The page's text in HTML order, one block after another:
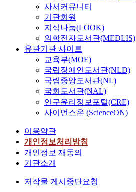
사서커뮤니티
기관회원
지식나눔(LOOK)
의학전자도서관(MEDLIS)
유관기관 사이트
교육부(MOE)
국립장애인도서관(NLD)
국립중앙도서관(NL)
국회도서관(NAL)
연구윤리정보포털(CRE)
사이언스온 (ScienceON)
이용약관
개인정보처리방침
개인정보 재동의
기관소개
저작물 게시중단요청